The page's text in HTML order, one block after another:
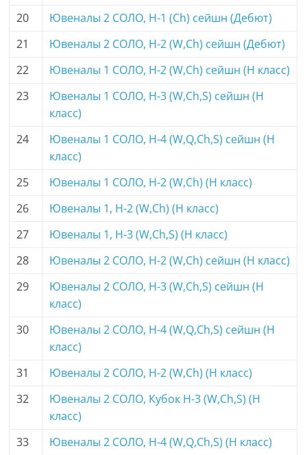
20
Ювеналы 2 СОЛО, H-1 (Ch) сейшн (Дебют)
21
Ювеналы 2 СОЛО, H-2 (W,Ch) сейшн (Дебют)
22
Ювеналы 1 СОЛО, H-2 (W,Ch) сейшн (H класс)
23
Ювеналы 1 СОЛО, H-3 (W,Ch,S) сейшн (H
класс)
24
Ювеналы 1 СОЛО, H-4 (W,Q,Ch,S) сейшн (H
класс)
25
Ювеналы 1 СОЛО, H-2 (W,Ch) (H класс)
26
Ювеналы 1, H-2 (W,Ch) (H класс)
27
Ювеналы 1, H-3 (W,Ch,S) (H класс)
28
Ювеналы 2 СОЛО, H-2 (W,Ch) сейшн (H класс)
29
Ювеналы 2 СОЛО, H-3 (W,Ch,S) сейшн (H
класс)
30
Ювеналы 2 СОЛО, H-4 (W,Q,Ch,S) сейшн (H
класс)
31
Ювеналы 2 СОЛО, H-2 (W,Ch) (H класс)
32
Ювеналы 2 СОЛО, Кубок H-3 (W,Ch,S) (H
класс)
33
Ювеналы 2 СОЛО, H-4 (W,Q,Ch,S) (H класс)